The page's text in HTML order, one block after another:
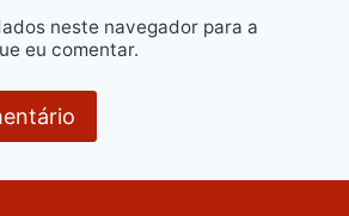
neste navegador para a
eu comentar.